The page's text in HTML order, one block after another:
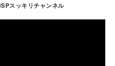
スッキリチャンネル